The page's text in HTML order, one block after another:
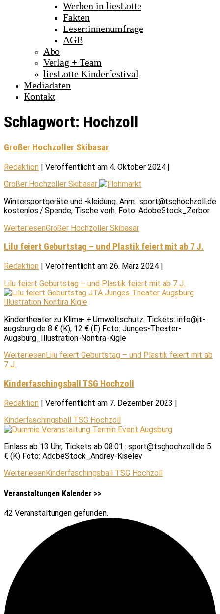
Werben in liesLotte
Fakten
Leser:innenumfrage
AGB
Abo
Verlag + Team
liesLotte Kinderfestival
Mediadaten
Kontakt
Schlagwort: Hochzoll
Großer Hochzoller Skibasar
Redaktion | Veröffentlicht am 4. Oktober 2024 |
Großer Hochzoller Skibasar
Wintersportgeräte und -kleidung. Anm.: sport@tsghochzoll.de
kostenlos / Spende, Tische vorh. Foto: AdobeStock_Zerbor
WeiterlesenGroßer Hochzoller Skibasar
Lilu feiert Geburtstag – und Plastik feiert mit ab 7 J.
Redaktion | Veröffentlicht am 26. März 2024 |
Lilu feiert Geburtstag – und Plastik feiert mit ab 7 J.
Kindertheater zu Klima- + Umweltschutz. Tickets: info@jt-
augsburg.de 8 € (K), 12 € (E) Foto: Junges-Theater-
Augsburg_Illustration-Nontira-Kigle
WeiterlesenLilu feiert Geburtstag – und Plastik feiert mit ab
7 J.
Kinderfaschingsball TSG Hochzoll
Redaktion Veröffentlicht am 7. Dezember 2023
Kinderfaschingsball TSG Hochzoll
Einlass ab 13 Uhr, Tickets ab 08.01.: sport@tsghochzoll.de 5
€ (K) Foto: AdobeStock_Andrey-Kiselev
WeiterlesenKinderfaschingsball TSG Hochzoll
Veranstaltungen Kalender >>
42 Veranstaltungen gefunden.